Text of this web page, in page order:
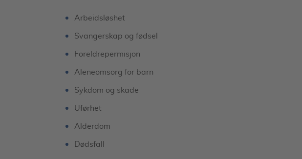
Arbeidsløshet
Svangerskap og fødsel
Foreldrepermisjon
Aleneomsorg for barn
Sykdom og skade
Uførhet
Alderdom
Dødsfall